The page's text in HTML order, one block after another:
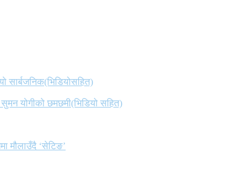
सार्बजनिक(भिडियोसहित)
सुमन योगीको छमछमी(भिडियो सहित)
मौलाउँदै ‘सेटिङ’